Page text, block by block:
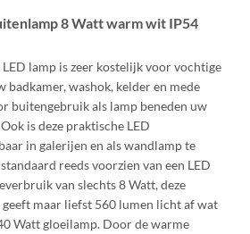
8 Watt warm wit IP54
lamp is zeer kostelijk voor vochtige
badkamer, washok, kelder en mede
buitengebruik als lamp beneden uw
is deze praktische LED
in galerijen en als wandlamp te
reeds voorzien van een LED
van slechts 8 Watt, deze
geeft maar liefst 560 lumen licht af wat
Watt gloeilamp. Door de warme